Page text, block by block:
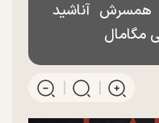
همسرش آناشید
مگامال